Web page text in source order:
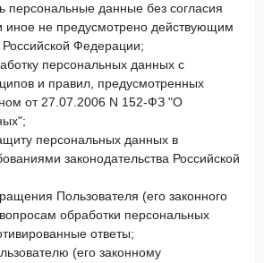
персональные данные без согласия
иное не предусмотрено действующим
Российской Федерации;
персональных данных с
и правил, предусмотренных
от 27.07.2006 N 152-ФЗ "О
персональных данных в
законодательства Российской
Пользователя (его законного
обработки персональных
ответы;
(его законному